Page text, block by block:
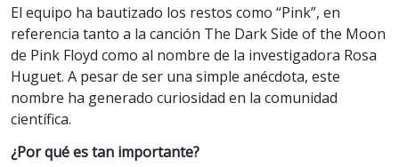
El equipo ha bautizado los restos como “Pink”, en
referencia tanto a la canción The Dark Side of the Moon
de Pink Floyd como al nombre de la investigadora Rosa
Huguet. A pesar de ser una simple anécdota, este
nombre ha generado curiosidad en la comunidad
científica.
¿Por qué es tan importante?